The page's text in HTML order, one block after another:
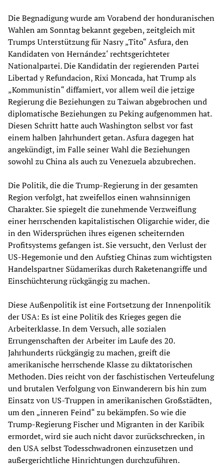
Die Begnadigung wurde am Vorabend der honduranischen
Wahlen am Sonntag bekannt gegeben, zeitgleich mit
Trumps Unterstützung für Nasry „Tito“ Asfura, den
Kandidaten von Hernández‘ rechtsgerichteter
Nationalpartei. Die Kandidatin der regierenden Partei
Libertad y Refundacion, Rixi Moncada, hat Trump als
„Kommunistin“ diffamiert, vor allem weil die jetzige
Regierung die Beziehungen zu Taiwan abgebrochen und
diplomatische Beziehungen zu Peking aufgenommen hat.
Diesen Schritt hatte auch Washington selbst vor fast
einem halben Jahrhundert getan. Asfura dagegen hat
angekündigt, im Falle seiner Wahl die Beziehungen
sowohl zu China als auch zu Venezuela abzubrechen.
Die Politik, die die Trump-Regierung in der gesamten
Region verfolgt, hat zweifellos einen wahnsinnigen
Charakter. Sie spiegelt die zunehmende Verzweiflung
einer herrschenden kapitalistischen Oligarchie wider, die
in den Widersprüchen ihres eigenen scheiternden
Profitsystems gefangen ist. Sie versucht, den Verlust der
US-Hegemonie und den Aufstieg Chinas zum wichtigsten
Handelspartner Südamerikas durch Raketenangriffe und
Einschüchterung rückgängig zu machen.
Diese Außenpolitik ist eine Fortsetzung der Innenpolitik
der USA: Es ist eine Politik des Krieges gegen die
Arbeiterklasse. In dem Versuch, alle sozialen
Errungenschaften der Arbeiter im Laufe des 20.
Jahrhunderts rückgängig zu machen, greift die
amerikanische herrschende Klasse zu diktatorischen
Methoden. Dies reicht von der faschistischen Verteufelung
und brutalen Verfolgung von Einwanderern bis hin zum
Einsatz von US-Truppen in amerikanischen Großstädten,
um den „inneren Feind“ zu bekämpfen. So wie die
Trump-Regierung Fischer und Migranten in der Karibik
ermordet, wird sie auch nicht davor zurückschrecken, in
den USA selbst Todesschwadronen einzusetzen und
außergerichtliche Hinrichtungen durchzuführen.